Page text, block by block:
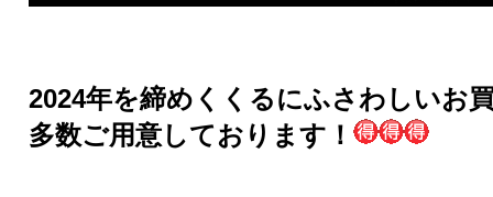
2024年を締めくくるにふさわしいお
多数ご用意しております！